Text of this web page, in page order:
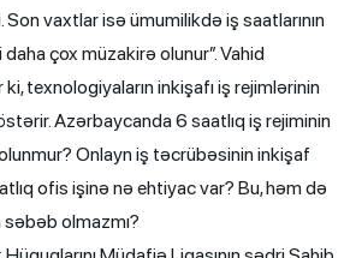
vaxtlar isə ümumilikdə iş saatlarının
çox müzakirə olunur”. Vahid
texnologiyaların inkişafı iş rejimlərinin
Azərbaycanda 6 saatlıq iş rejiminin
Onlayn iş təcrübəsinin inkişaf
ofis işinə nə ehtiyac var? Bu, həm də
səbəb olmazmı?